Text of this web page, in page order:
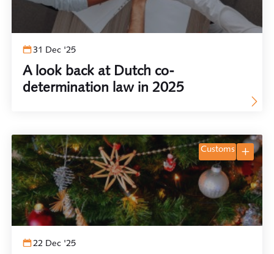
31 Dec '25
A look back at Dutch co-
determination law in 2025
22 Dec '25
customs